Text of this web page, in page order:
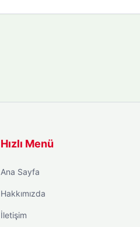
Hızlı Menü
Ana Sayfa
Hakkımızda
İletişim